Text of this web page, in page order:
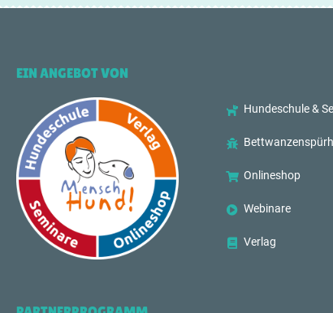
EIN ANGEBOT VON
Hundeschule &
Onlineshop
Webinare
Verlag